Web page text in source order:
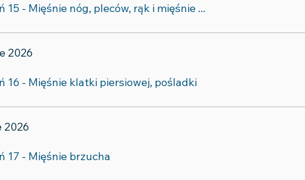
15 - Mięśnie nóg, pleców, rąk i mięśnie ...
2026
16 - Mięśnie klatki piersiowej, pośladki
2026
17 - Mięśnie brzucha